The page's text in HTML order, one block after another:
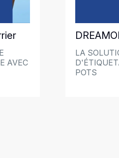
AVEC
LA
POTS